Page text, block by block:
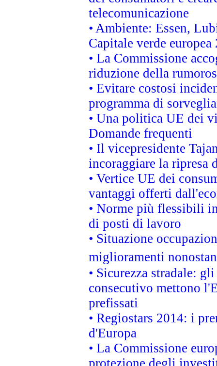
telecomunicazione
• Ambiente: Essen,
Capitale verde europea
• La Commissione
riduzione della
• Evitare costosi
programma di
• Una politica UE dei
Domande frequenti
• Il vicepresidente
incoraggiare la ripresa
• Vertice UE dei
vantaggi offerti
• Norme più flessibili
di posti di lavoro
• Situazione
miglioramenti
• Sicurezza stradale:
consecutivo mettono
prefissati
• Regiostars 2014: i
d'Europa
• La Commissione
protezione degli